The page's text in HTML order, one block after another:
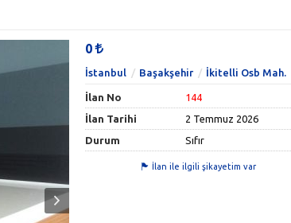
0
İstanbul Başakşehir İkitelli Osb Mah.
İlan No
144
İlan Tarihi
2 Temmuz 2026
Durum
Sıfır
İlan ile ilgili şikayetim var